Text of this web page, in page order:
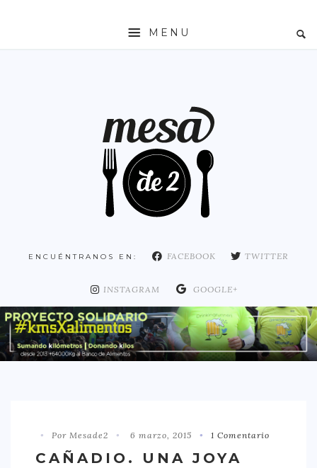
MENU
COMUNIDAD DE MADRID
DISTRITO ARGANZUELA
DISTRITO CHAMARTÍN
DISTRITO CHAMBERÍ
DISTRITO HORTALEZA
DISTRITO RETIRO
DISTRITO SALAMANCA
ENCUÉNTRANOS EN: FACEBOOK TWITTER
INSTAGRAM GOOGLE+
Por Mesade2 6 marzo, 2015 1 Comentario
CAÑADIO. UNA JOYA